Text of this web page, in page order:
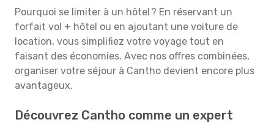
Pourquoi se limiter à un hôtel ? En réservant un
forfait vol + hôtel ou en ajoutant une voiture de
location, vous simplifiez votre voyage tout en
faisant des économies. Avec nos offres combinées,
organiser votre séjour à Cantho devient encore plus
avantageux.
Découvrez Cantho comme un expert